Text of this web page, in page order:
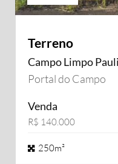
Terreno
Campo Limpo
Portal do Campo
Venda
R$ 140.000
250m²